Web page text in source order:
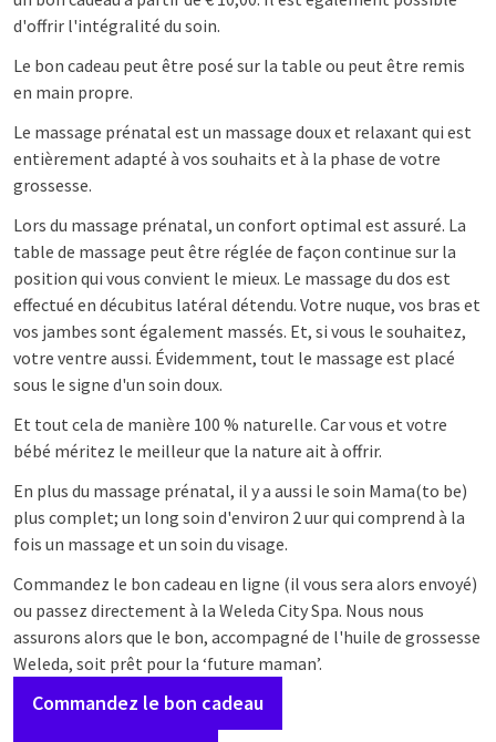
d'offrir l'intégralité du soin.
Le bon cadeau peut être posé sur la table ou peut être remis
en main propre.
Le massage prénatal est un massage doux et relaxant qui est
entièrement adapté à vos souhaits et à la phase de votre
grossesse.
Lors du massage prénatal, un confort optimal est assuré. La
table de massage peut être réglée de façon continue sur la
position qui vous convient le mieux. Le massage du dos est
effectué en décubitus latéral détendu. Votre nuque, vos bras et
vos jambes sont également massés. Et, si vous le souhaitez,
votre ventre aussi. Évidemment, tout le massage est placé
sous le signe d'un soin doux.
Et tout cela de manière 100 % naturelle. Car vous et votre
bébé méritez le meilleur que la nature ait à offrir.
En plus du massage prénatal, il y a aussi le soin Mama(to be)
plus complet; un long soin d'environ 2 uur qui comprend à la
fois un massage et un soin du visage.
Commandez le bon cadeau en ligne (il vous sera alors envoyé)
ou passez directement à la Weleda City Spa. Nous nous
assurons alors que le bon, accompagné de l'huile de grossesse
Weleda, soit prêt pour la ‘future maman’.
Commandez le bon cadeau